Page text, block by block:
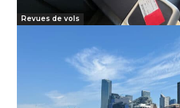
Revues de vols